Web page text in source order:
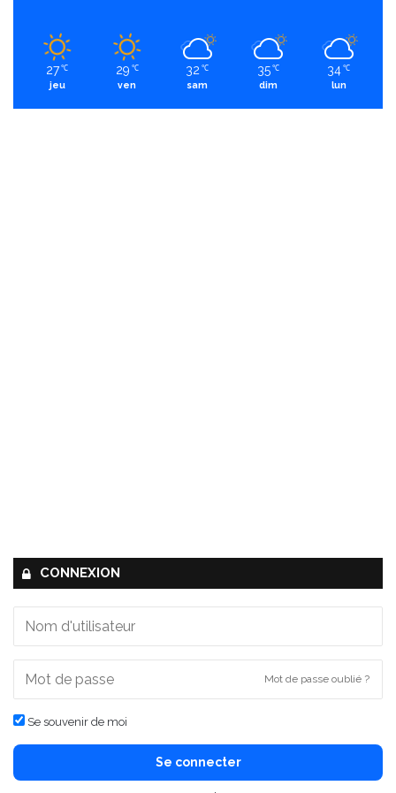
27 ℃
jeu
29 ℃
ven
32 ℃
sam
35 ℃
dim
34 ℃
lun
CONNEXION
Mot de passe oublié ?
Se souvenir de moi
Se connecter